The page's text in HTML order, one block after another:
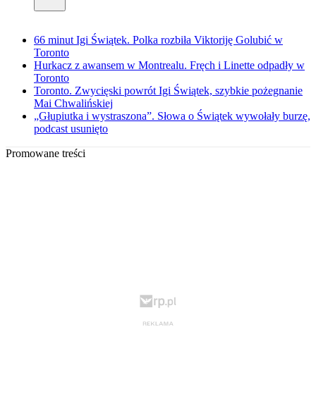
66 minut Igi Świątek. Polka rozbiła Viktoriję Golubić w
Toronto
Hurkacz z awansem w Montrealu. Fręch i Linette odpadły w
Toronto
Toronto. Zwycięski powrót Igi Świątek, szybkie pożegnanie
Mai Chwalińskiej
„Głupiutka i wystraszona”. Słowa o Świątek wywołały burzę,
podcast usunięto
Promowane treści